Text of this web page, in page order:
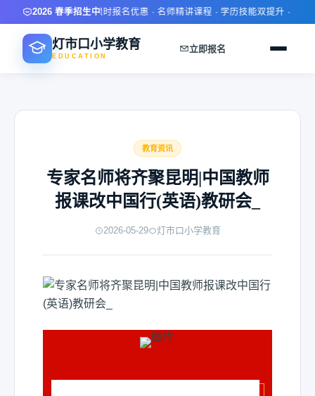
2026 春季招生中限时报名优惠 · 名师精讲课程 · 学历技能双提升 · 灵活学
灯市口小学教育
EDUCATION
立即报名
教育资讯
专家名师将齐聚昆明|中国教师
报课改中国行(英语)教研会_
2026-05-29 灯市口小学教育